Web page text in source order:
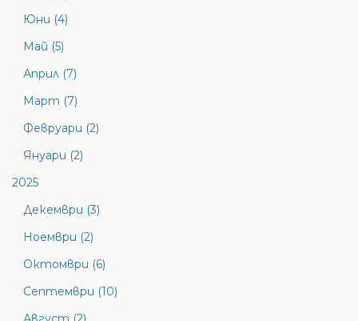
Юни (4)
Май (5)
Април (7)
Март (7)
Февруари (2)
Януари (2)
2025
Декември (3)
Ноември (2)
Октомври (6)
Септември (10)